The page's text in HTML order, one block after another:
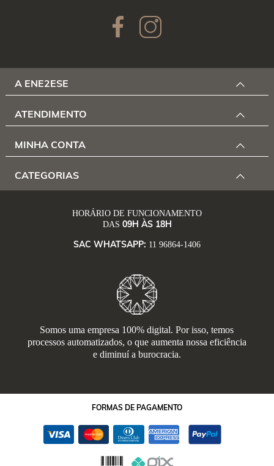
A ENE2ESE
ATENDIMENTO
MINHA CONTA
CATEGORIAS
HORÁRIO DE FUNCIONAMENTO
DAS 09H ÀS 18H
SAC WHATSAPP: 11 96864-1406
Somos uma empresa 100% digital. Por isso, temos
processos automatizados, o que aumenta nossa eficiência
e diminuí a burocracia.
FORMAS DE PAGAMENTO